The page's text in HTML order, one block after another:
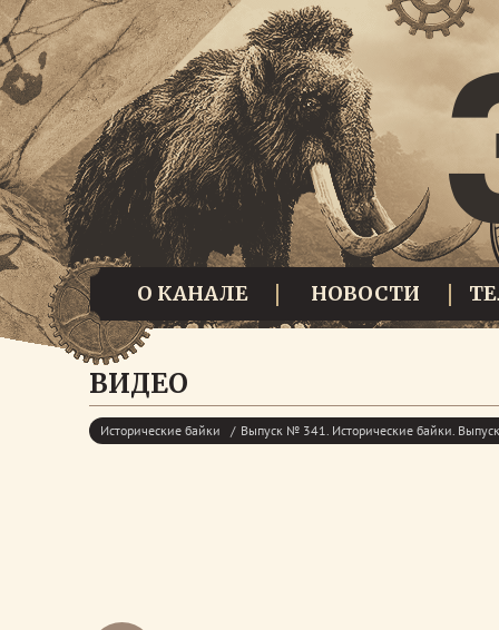
О КАНАЛЕ НОВОСТИ
ВИДЕО
Исторические байки Выпуск № 341. Исторические байки.